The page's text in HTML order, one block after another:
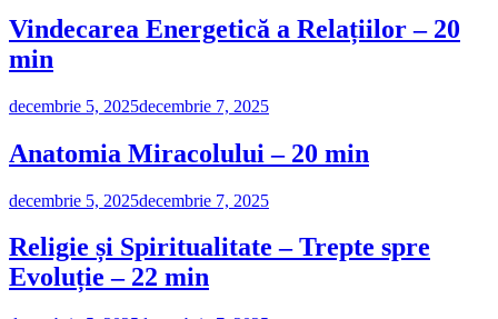
Vindecarea Energetică a Relațiilor – 20
min
decembrie 5, 2025decembrie 7, 2025
Anatomia Miracolului – 20 min
decembrie 5, 2025decembrie 7, 2025
Religie și Spiritualitate – Trepte spre
Evoluție – 22 min